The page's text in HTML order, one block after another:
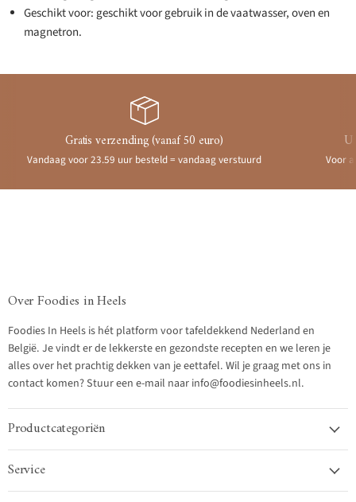
Geschikt voor: geschikt voor gebruik in de vaatwasser, oven en
magnetron.
Gratis verzending (vanaf 50 euro)
Vandaag voor 23.59 uur besteld = vandaag verstuurd Voor
Over Foodies in Heels
Foodies In Heels is hét platform voor tafeldekkend Nederland en
België. Je vindt er de lekkerste en gezondste recepten en we leren je
alles over het prachtig dekken van je eettafel. Wil je graag met ons in
contact komen? Stuur een e-mail naar info@foodiesinheels.nl.
Productcategoriën
Service